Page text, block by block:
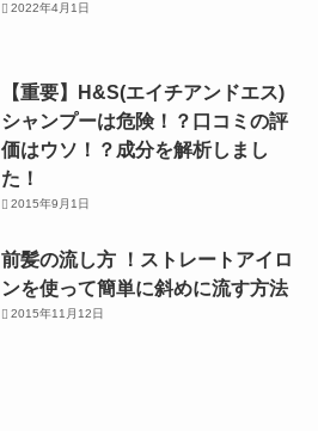
2022年4月1日
【重要】H&S(エイチアンドエス)
シャンプーは危険！？口コミの評
価はウソ！？成分を解析しまし
た！
2015年9月1日
前髪の流し方 ！ストレートアイロ
ンを使って簡単に斜めに流す方法
2015年11月12日